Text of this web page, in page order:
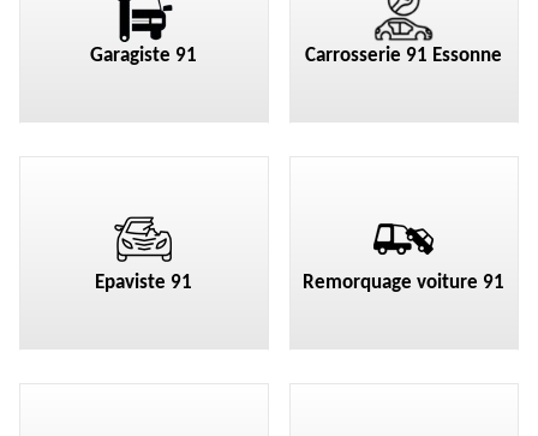
Garagiste 91 Carrosserie 91 Essonne
Epaviste 91 Remorquage voiture 91